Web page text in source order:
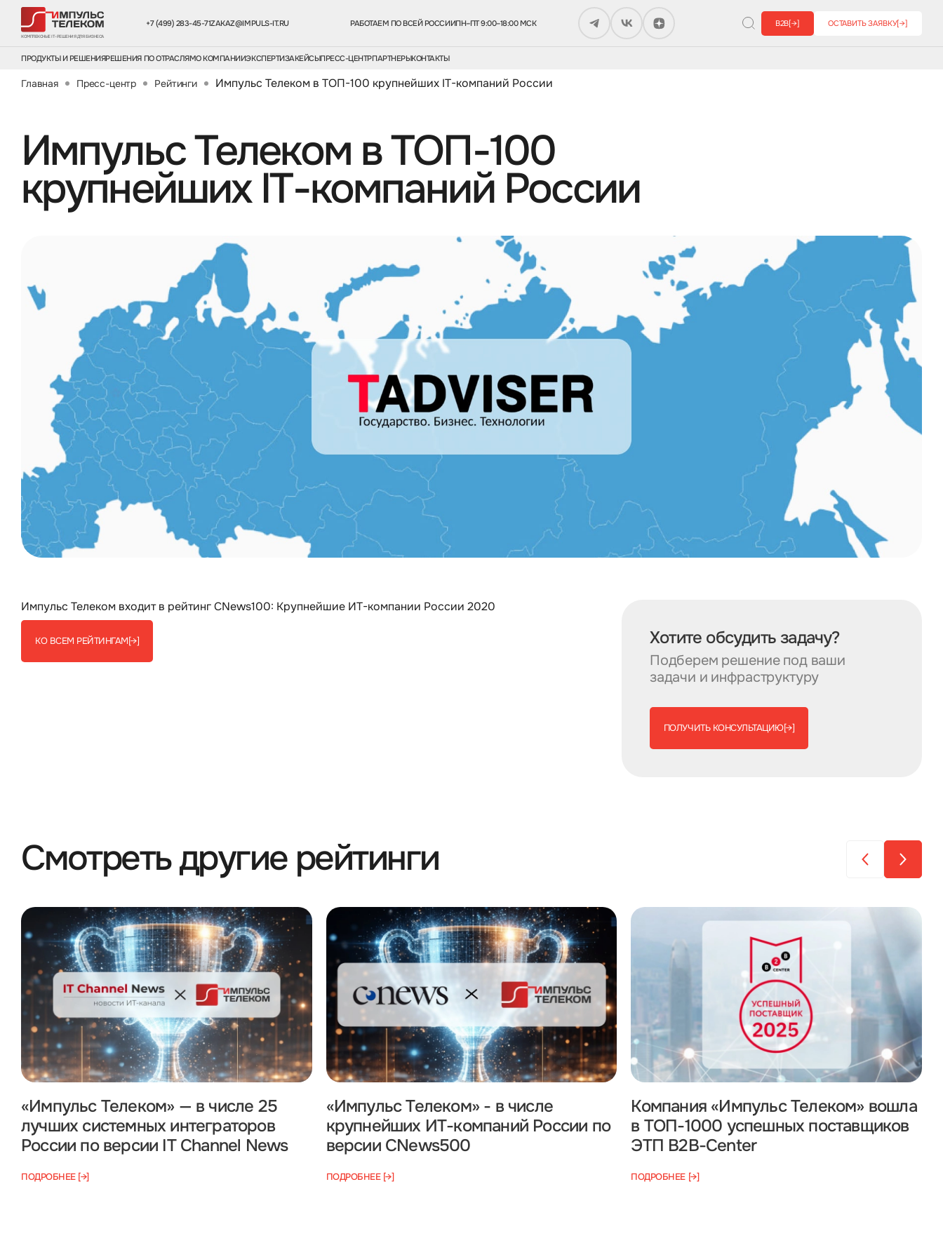
КОМПЛЕКСНЫЕ IT-РЕШЕНИЯ ДЛЯ БИЗНЕСА
+7 (499) 283-45-71ZAKAZ@IMPULS-IT.RU РАБОТАЕМ ПО ВСЕЙ РОССИИПН–ПТ 9:00–18:00 МСК B2B[→] ОСТАВИТЬ ЗАЯВКУ[→]
ПРОДУКТЫ И РЕШЕНИЯРЕШЕНИЯ ПО ОТРАСЛЯМО КОМПАНИИЭКСПЕРТИЗАКЕЙСЫПРЕСС-ЦЕНТРПАРТНЕРЫКОНТАКТЫ
Главная Пресс-центр Рейтинги Импульс Телеком в ТОП-100 крупнейших IT-компаний России
Импульс Телеком в ТОП-100
крупнейших IT-компаний России
Импульс Телеком входит в рейтинг CNews100: Крупнейшие ИТ-компании России 2020
КО ВСЕМ РЕЙТИНГАМ[→] Хотите обсудить задачу?
Подберем решение под ваши
задачи и инфраструктуру
ПОЛУЧИТЬ КОНСУЛЬТАЦИЮ[→]
Смотреть другие рейтинги
«Импульс Телеком» — в числе 25
лучших системных интеграторов
России по версии IT Channel News
ПОДРОБНЕЕ [→]
«Импульс Телеком» - в числе
крупнейших ИТ-компаний России по
версии CNews500
ПОДРОБНЕЕ [→]
Компания «Импульс Телеком» вошла
в ТОП-1000 успешных поставщиков
ЭТП B2B-Center
ПОДРОБНЕЕ [→]